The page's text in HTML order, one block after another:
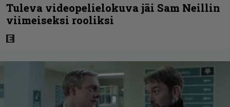
Tuleva videopelielokuva jäi Sam Neillin
viimeiseksi rooliksi